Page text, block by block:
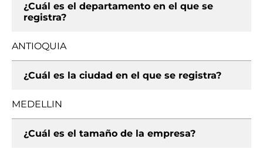
¿Cuál es el departamento en el que se
registra?
ANTIOQUIA
¿Cuál es la ciudad en el que se registra?
MEDELLIN
¿Cuál es el tamaño de la empresa?